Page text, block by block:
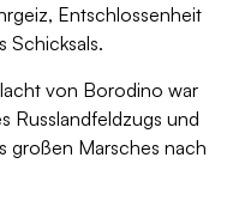
Entschlossenheit
Schicksals.
von Borodino war
Russlandfeldzugs und
großen Marsches nach